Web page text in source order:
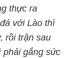
thực ra
với Lào thì
rồi trận sau
phải gắng sức